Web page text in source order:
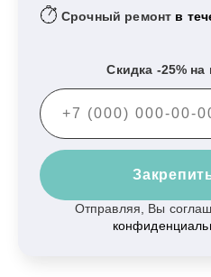
Срочный ремонт в
Скидка -25% на
Отправляя, Вы